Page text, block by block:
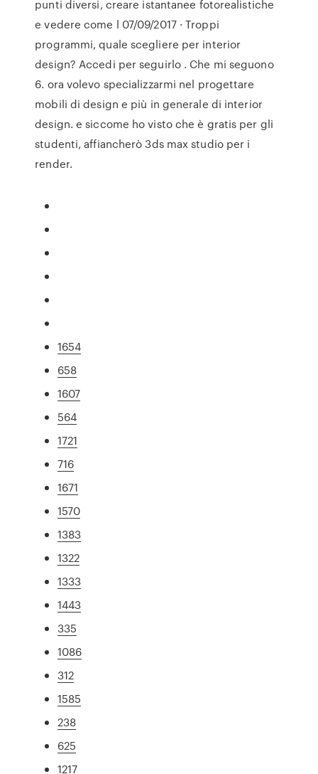
punti diversi, creare istantanee fotorealistiche
e vedere come l 07/09/2017 · Troppi
programmi, quale scegliere per interior
design? Accedi per seguirlo . Che mi seguono
6. ora volevo specializzarmi nel progettare
mobili di design e più in generale di interior
design. e siccome ho visto che è gratis per gli
studenti, affiancherò 3ds max studio per i
render.
1654
658
1607
564
1721
716
1671
1570
1383
1322
1333
1443
335
1086
312
1585
238
625
1217